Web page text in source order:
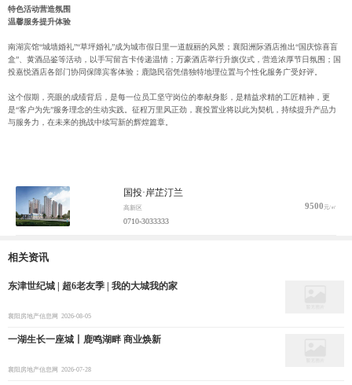
特色活动营造氛围
温馨服务提升体验
南湖宾馆“城墙婚礼”“草坪婚礼”成为城市假日里一道靓丽的风景；襄阳洲际酒店推出“国庆惊喜盲
盒”、黄酒品鉴等活动，以手写留言卡传递温情；万豪酒店举行升旗仪式，营造浓厚节日氛围；国
投嘉悦酒店各部门协同保障宾客体验；鹿隐民宿凭借独特地理位置与个性化服务广受好评。
这个假期，亮眼的成绩背后，是每一位员工坚守岗位的奉献身影，是精益求精的工匠精神，更
是“客户为先”服务理念的生动实践。征程万里风正劲，襄投置业将以此为契机，持续提升产品力
与服务力，在未来的挑战中续写新的辉煌篇章。
国投·岸芷汀兰
高新区 9500元/㎡
0710-3033333
相关资讯
东津世纪城 | 超6老友季 | 我的大城我的家
襄阳房地产信息网 2026-08-05
一湖生长一座城丨鹿鸣湖畔 商业焕新
襄阳房地产信息网 2026-07-28